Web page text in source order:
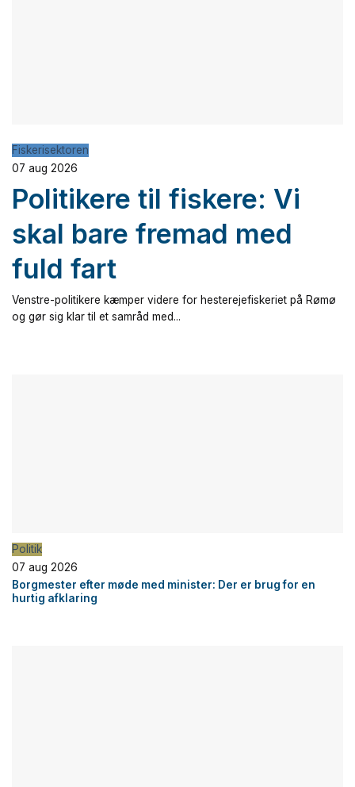
Fiskerisektoren
07 aug 2026
Politikere til fiskere: Vi
skal bare fremad med
fuld fart
Venstre-politikere kæmper videre for hesterejefiskeriet på Rømø
og gør sig klar til et samråd med...
Politik
07 aug 2026
Borgmester efter møde med minister: Der er brug for en
hurtig afklaring